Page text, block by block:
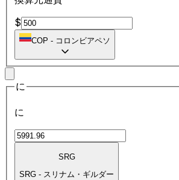
$
COP - コロンビアペソ
に
に
SRG
SRG - スリナム・ギルダー